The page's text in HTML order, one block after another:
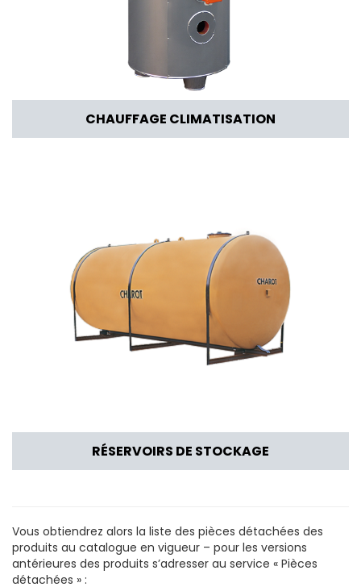
CHAUFFAGE CLIMATISATION
RÉSERVOIRS DE STOCKAGE
Vous obtiendrez alors la liste des pièces détachées des
produits au catalogue en vigueur – pour les versions
antérieures des produits s’adresser au service « Pièces
détachées » :